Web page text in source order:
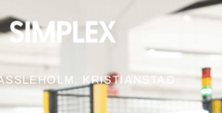
KRISTIANSTAD